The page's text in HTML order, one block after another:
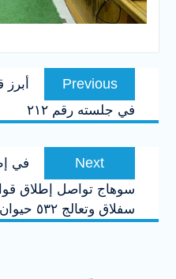
تصفّح
المقالاتPrevious
post:
في جلسته رقم ٢١٢
Next
Next
post:
في
سوهاج تواصل إطلاق
سفلاق وتعالج ٥٣٢ حيوان